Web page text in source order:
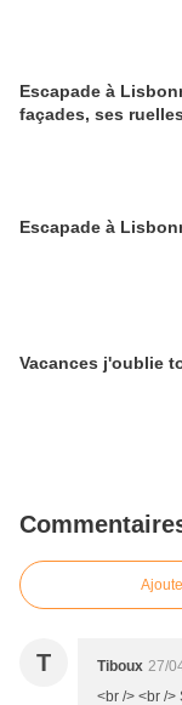
Escapade à
façades, ses ruelles
Escapade à
Vacances j'oublie
T Tiboux 27/
<br /> <br />